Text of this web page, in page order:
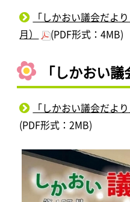
「しかおい議会だよ
月）
(PDF形式：4MB)
「しかおい
「しかおい議会だよ
(PDF形式：2MB)